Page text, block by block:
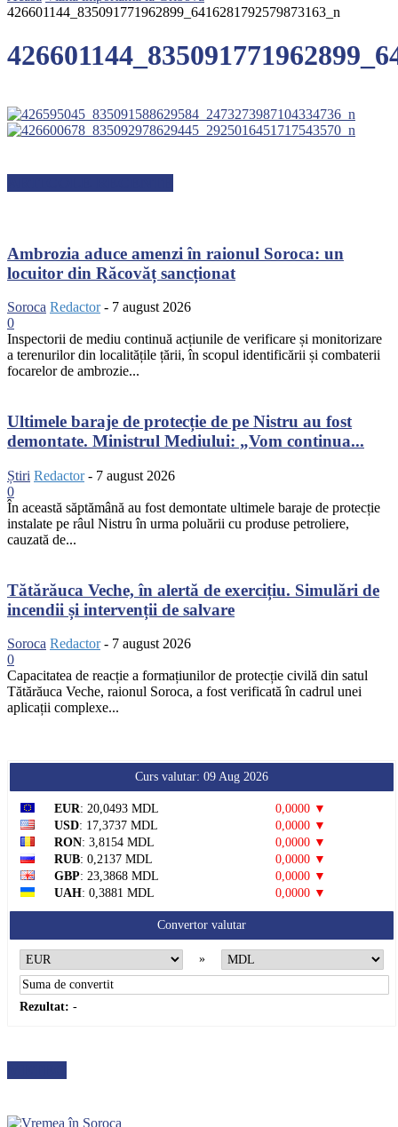
426601144_835091771962899_6416281792579873163_n
Ambrozia aduce amenzi în raionul Soroca: un
locuitor din Răcovăț sancționat
Soroca Redactor - 7 august 2026
0
Inspectorii de mediu continuă acțiunile de verificare și monitorizare
a terenurilor din localitățile țării, în scopul identificării și combaterii
focarelor de ambrozie...
Ultimele baraje de protecție de pe Nistru au fost
demontate. Ministrul Mediului: „Vom continua...
Știri Redactor - 7 august 2026
0
În această săptămână au fost demontate ultimele baraje de protecție
instalate pe râul Nistru în urma poluării cu produse petroliere,
cauzată de...
Tătărăuca Veche, în alertă de exercițiu. Simulări de
incendii și intervenții de salvare
Soroca Redactor - 7 august 2026
0
Capacitatea de reacție a formațiunilor de protecție civilă din satul
Tătărăuca Veche, raionul Soroca, a fost verificată în cadrul unei
aplicații complexe...
Curs valutar: 09 Aug 2026
EUR: 20,0493 MDL
0,0000 ▼
USD: 17,3737 MDL
0,0000 ▼
RON: 3,8154 MDL
0,0000 ▼
RUB: 0,2137 MDL
0,0000 ▼
GBP: 23,3868 MDL
0,0000 ▼
UAH: 0,3881 MDL 0,0000 ▼
Convertor valutar
»
Rezultat: -